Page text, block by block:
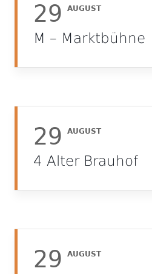
29 AUGUST
M – Marktbühne
29 AUGUST
4 Alter Brauhof
29 AUGUST